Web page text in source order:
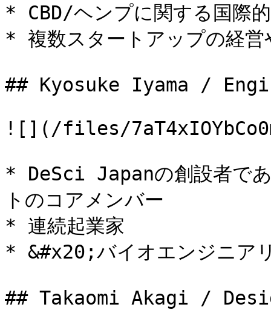
* CBD/ヘンプに関する国際
* 複数スタートアップの経営
## Kyosuke Iyama /
![](/files/
* DeSci Japanの創設者で
トのコアメンバー
* 連続起業家
* &#x20;バイオエンジニア
## Takaomi Akagi /